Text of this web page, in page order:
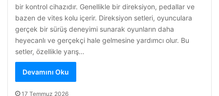
bir kontrol cihazıdır. Genellikle bir direksiyon, pedallar ve
bazen de vites kolu içerir. Direksiyon setleri, oyunculara
gerçek bir sürüş deneyimi sunarak oyunların daha
heyecanlı ve gerçekçi hale gelmesine yardımcı olur. Bu
setler, özellikle yarış…
Devamını Oku
17 Temmuz 2026